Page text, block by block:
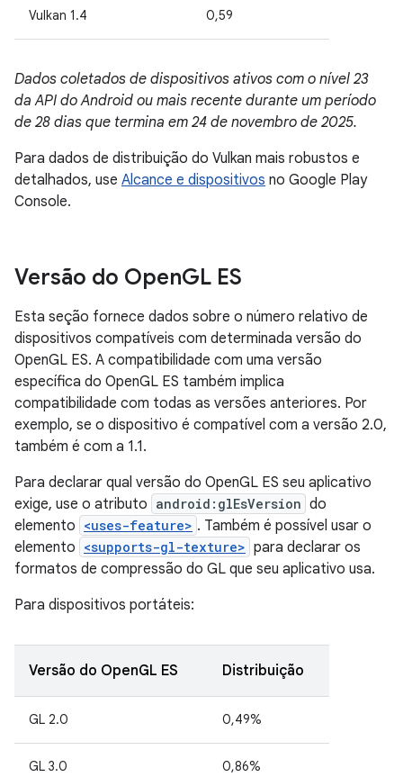
Vulkan 1.4 0,59
Dados coletados de dispositivos ativos com o nível 23
da API do Android ou mais recente durante um período
de 28 dias que termina em 24 de novembro de 2025.
Para dados de distribuição do Vulkan mais robustos e
detalhados, use Alcance e dispositivos no Google Play
Console.
Versão do OpenGL ES
Esta seção fornece dados sobre o número relativo de
dispositivos compatíveis com determinada versão do
OpenGL ES. A compatibilidade com uma versão
específica do OpenGL ES também implica
compatibilidade com todas as versões anteriores. Por
exemplo, se o dispositivo é compatível com a versão 2.0,
também é com a 1.1.
Para declarar qual versão do OpenGL ES seu aplicativo
exige, use o atributo android:glEsVersion do
elemento <uses-feature> . Também é possível usar o
elemento <supports-gl-texture> para declarar os
formatos de compressão do GL que seu aplicativo usa.
Para dispositivos portáteis:
Versão do OpenGL ES Distribuição
GL 2.0 0,49%
GL 3.0 0,86%